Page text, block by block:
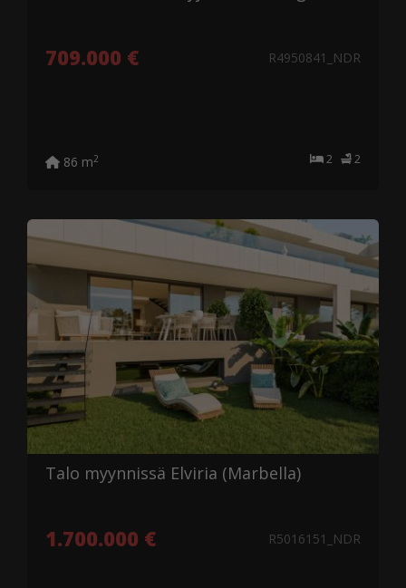
709.000 € R4950841_NDR
2 2
86 m2
Talo myynnissä Elviria (Marbella)
1.700.000 € R5016151_NDR